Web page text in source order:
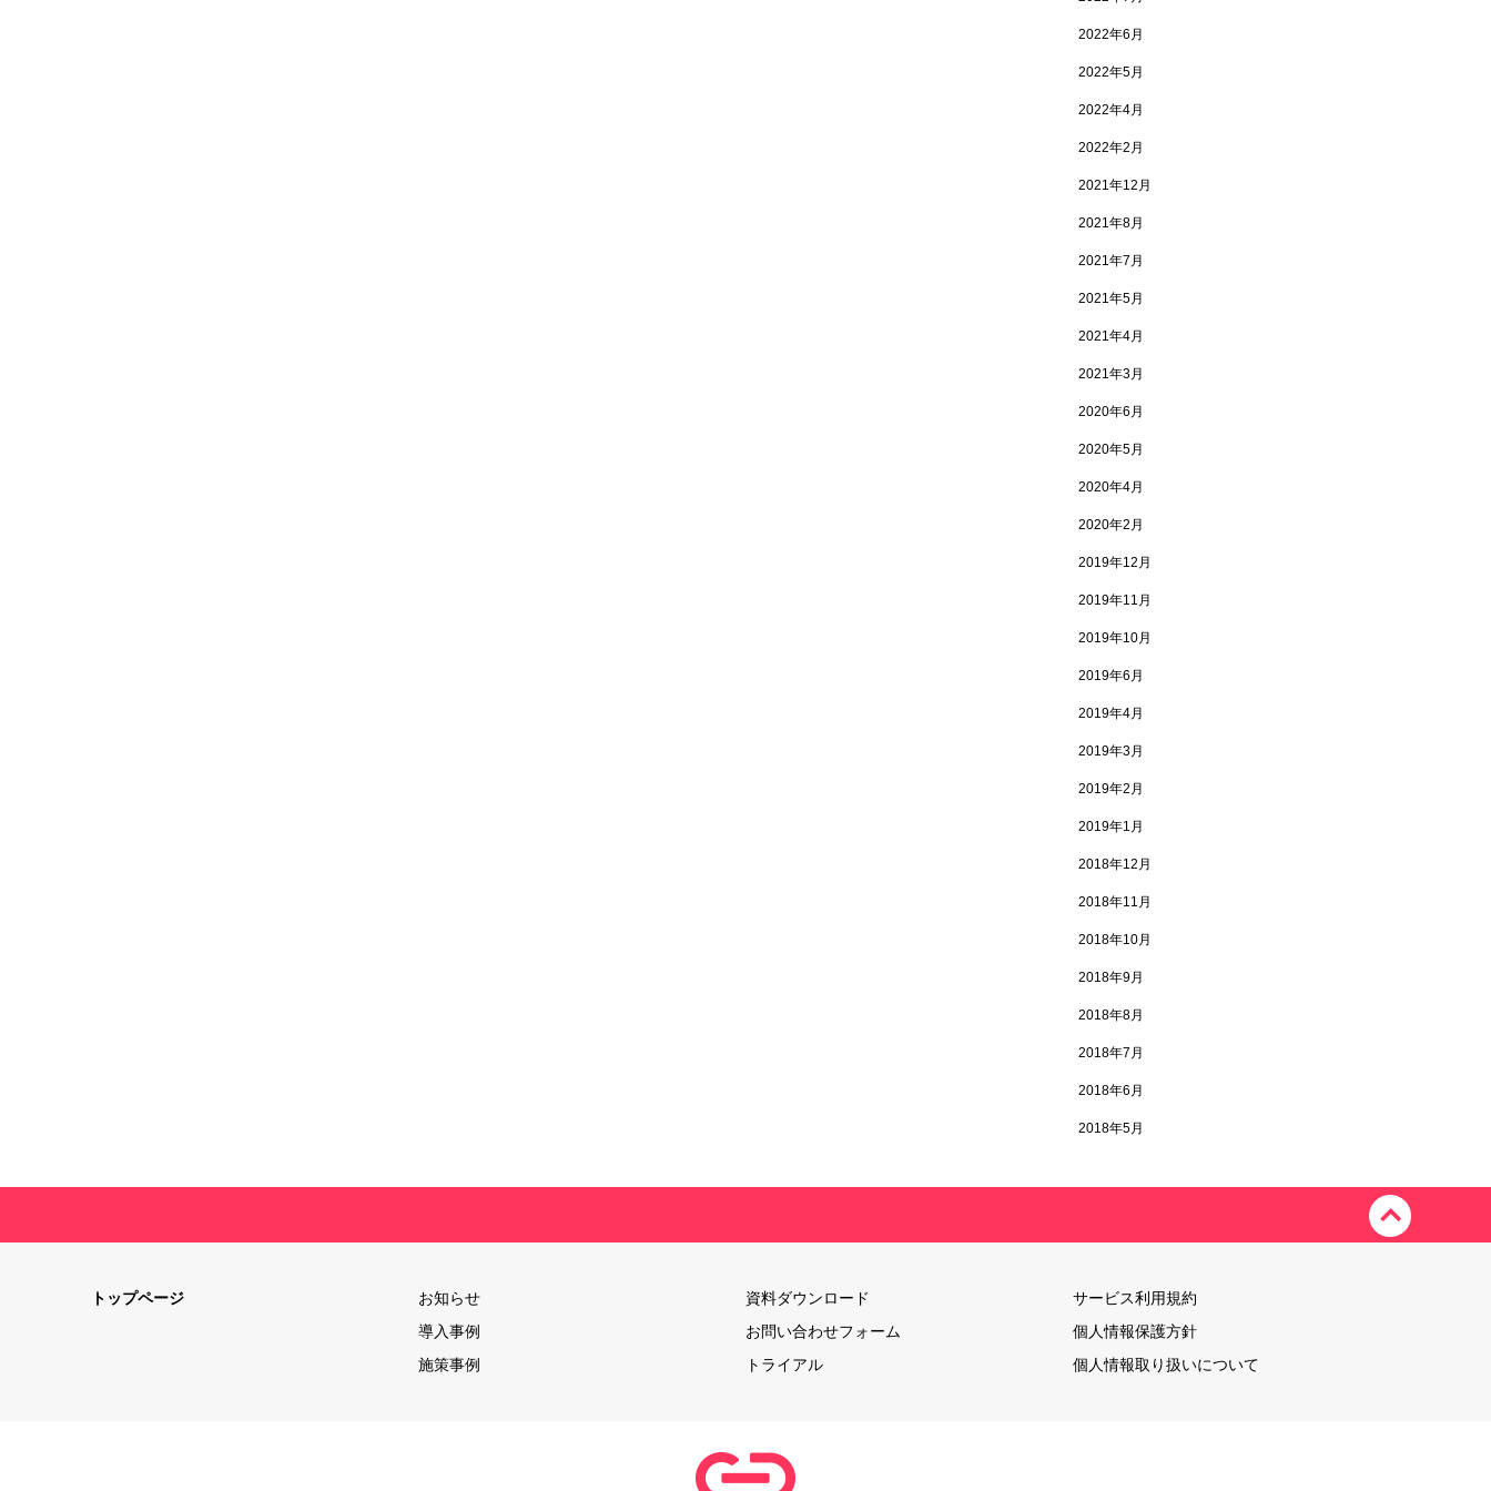
2022年6月
2022年5月
2022年4月
2022年2月
2021年12月
2021年8月
2021年7月
2021年5月
2021年4月
2021年3月
2020年6月
2020年5月
2020年4月
2020年2月
2019年12月
2019年11月
2019年10月
2019年6月
2019年4月
2019年3月
2019年2月
2019年1月
2018年12月
2018年11月
2018年10月
2018年9月
2018年8月
2018年7月
2018年6月
2018年5月
トップページ
お知らせ
導入事例
施策事例
資料ダウンロード
お問い合わせフォーム
トライアル
サービス利用規約
個人情報保護方針
個人情報取り扱いについて